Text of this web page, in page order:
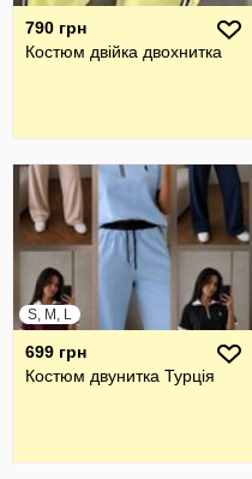
790 грн
Костюм двійка двохнитка
S, M, L
699 грн
Костюм двунитка Турція